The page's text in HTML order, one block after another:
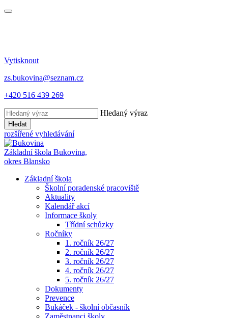
Vytisknout
zs.bukovina@seznam.cz
+420 516 439 269
Hledaný výraz
Hledat
rozšířené vyhledávání
Základní škola Bukovina,
okres Blansko
Základní škola
Školní poradenské pracoviště
Aktuality
Kalendář akcí
Informace školy
Třídní schůzky
Ročníky
1. ročník 26/27
2. ročník 26/27
3. ročník 26/27
4. ročník 26/27
5. ročník 26/27
Dokumenty
Prevence
Bukáček - školní občasník
Zaměstnanci školy